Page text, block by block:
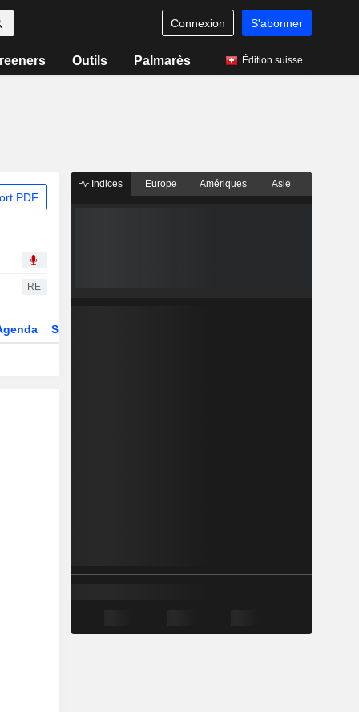
Connexion S'abonner
Outils Palmarès Édition suisse
PDF
RE
Secteur
Indices Europe Amériques Asie